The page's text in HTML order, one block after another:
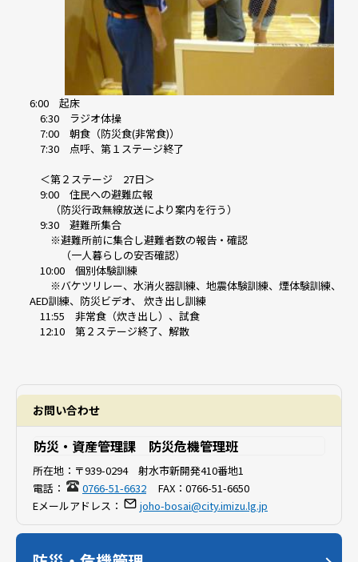
6:00 起床
6:30 ラジオ体操
7:00 朝食（防災食(非常食)）
7:30 点呼、第１ステージ終了
＜第２ステージ 27日＞
9:00 住民への避難広報
（防災行政無線放送により案内を行う）
9:30 避難所集合
※避難所前に集合し避難者数の報告・確認
（一人暮らしの安否確認）
10:00 個別体験訓練
※バケツリレー、水消火器訓練、地震体験訓練、煙体験訓練、
AED訓練、防災ビデオ、 炊き出し訓練
11:55 非常食（炊き出し）、試食
12:10 第２ステージ終了、解散
お問い合わせ
防災・資産管理課 防災危機管理班
所在地： 〒939-0294 射水市新開発410番地1
電話：
0766-51-6632 FAX： 0766-51-6650
Eメールアドレス：
joho-bosai@city.imizu.lg.jp